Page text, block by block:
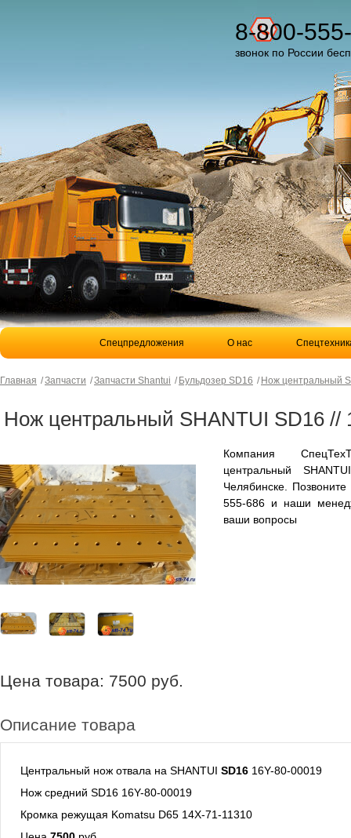
8-800-
звонок по России
Спецпредложения О нас
Главная Запчасти Запчасти Shantui Бульдозер SD16 Нож центральный
Нож центральный SHANTUI SD16 //
Компания
центральный
Челябинске.
555-686 и наши
ваши вопросы
Цена товара: 7500 руб.
Описание товара
Центральный нож отвала на SHANTUI SD16 16Y-80-00019
Нож средний SD16 16Y-80-00019
Кромка режущая Komatsu D65 14X-71-11310